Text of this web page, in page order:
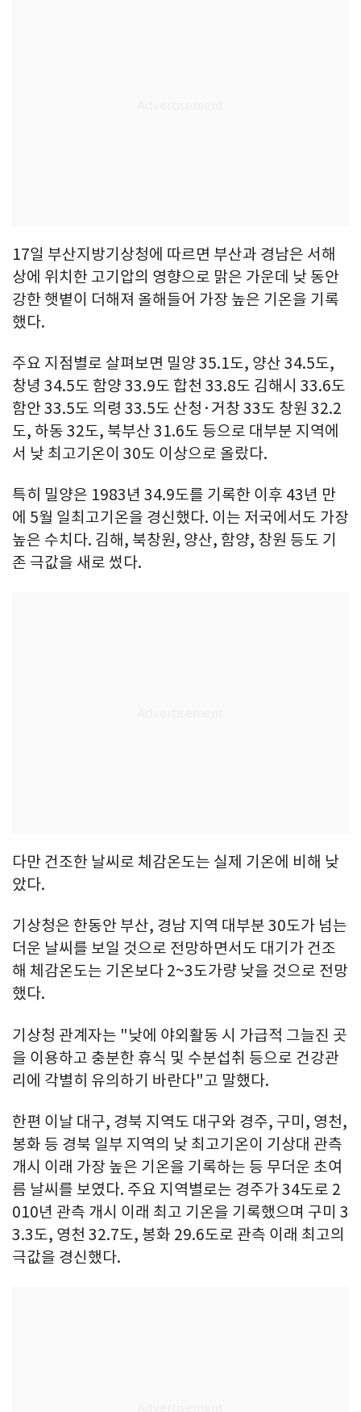
17일 부산지방기상청에 따르면 부산과 경남은 서해
상에 위치한 고기압의 영향으로 맑은 가운데 낮 동안
강한 햇볕이 더해져 올해들어 가장 높은 기온을 기록
했다.
주요 지점별로 살펴보면 밀양 35.1도, 양산 34.5도,
창녕 34.5도 함양 33.9도 합천 33.8도 김해시 33.6도
함안 33.5도 의령 33.5도 산청·거창 33도 창원 32.2
도, 하동 32도, 북부산 31.6도 등으로 대부분 지역에
서 낮 최고기온이 30도 이상으로 올랐다.
특히 밀양은 1983년 34.9도를 기록한 이후 43년 만
에 5월 일최고기온을 경신했다. 이는 저국에서도 가장
높은 수치다. 김해, 북창원, 양산, 함양, 창원 등도 기
존 극값을 새로 썼다.
다만 건조한 날씨로 체감온도는 실제 기온에 비해 낮
았다.
기상청은 한동안 부산, 경남 지역 대부분 30도가 넘는
더운 날씨를 보일 것으로 전망하면서도 대기가 건조
해 체감온도는 기온보다 2~3도가량 낮을 것으로 전망
했다.
기상청 관계자는 "낮에 야외활동 시 가급적 그늘진 곳
을 이용하고 충분한 휴식 및 수분섭취 등으로 건강관
리에 각별히 유의하기 바란다"고 말했다.
한편 이날 대구, 경북 지역도 대구와 경주, 구미, 영천,
봉화 등 경북 일부 지역의 낮 최고기온이 기상대 관측
개시 이래 가장 높은 기온을 기록하는 등 무더운 초여
름 날씨를 보였다. 주요 지역별로는 경주가 34도로 2
010년 관측 개시 이래 최고 기온을 기록했으며 구미 3
3.3도, 영천 32.7도, 봉화 29.6도로 관측 이래 최고의
극값을 경신했다.